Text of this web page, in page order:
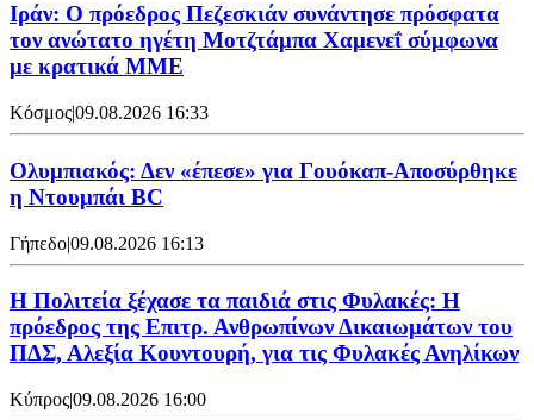
Ιράν: Ο πρόεδρος Πεζεσκιάν συνάντησε πρόσφατα
τον ανώτατο ηγέτη Μοτζτάμπα Χαμενεΐ σύμφωνα
με κρατικά ΜΜΕ
Κόσμος|09.08.2026 16:33
Ολυμπιακός: Δεν «έπεσε» για Γουόκαπ-Αποσύρθηκε
η Ντουμπάι BC
Γήπεδο|09.08.2026 16:13
Η Πολιτεία ξέχασε τα παιδιά στις Φυλακές: Η
πρόεδρος της Επιτρ. Ανθρωπίνων Δικαιωμάτων του
ΠΔΣ, Αλεξία Κουντουρή, για τις Φυλακές Ανηλίκων
Κύπρος|09.08.2026 16:00